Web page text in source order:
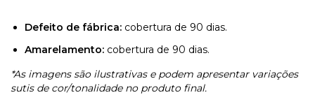
Defeito de fábrica: cobertura de 90 dias.
Amarelamento: cobertura de 90 dias.
*As imagens são ilustrativas e podem apresentar variações
sutis de cor/tonalidade no produto final.